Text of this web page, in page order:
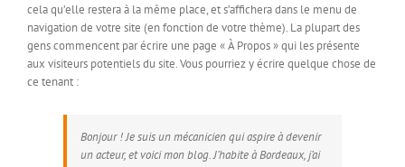
cela qu’elle restera à la même place, et s’affichera dans le menu de
navigation de votre site (en fonction de votre thème). La plupart des
gens commencent par écrire une page « À Propos » qui les présente
aux visiteurs potentiels du site. Vous pourriez y écrire quelque chose de
ce tenant :
Bonjour ! Je suis un mécanicien qui aspire à devenir
un acteur, et voici mon blog. J’habite à Bordeaux, j’ai